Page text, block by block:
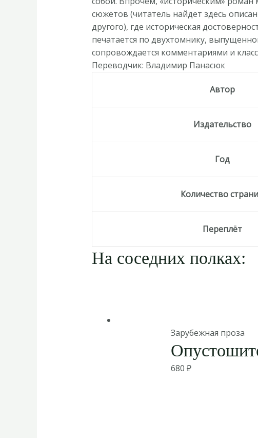
сюжетов (читатель найдет здесь
другого), где историческая
печатается по двухтомнику,
сопровождается комментариями и
Переводчик: Владимир Панасюк
Автор
Издательство
Год
Количество
Переплёт
На соседних полках:
Зарубежная проза
680₽